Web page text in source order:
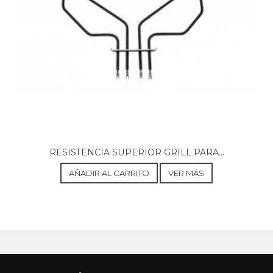
BALAY, 3HB508NCT/01
H.BA.NP.L3D.IN.GLASS.GL/.N.E3_COT/
BALAY, 3HB508NF/01
BALAY, 3HB508NF/01
H.BA.NP.L3D.IN.GLASS.FL/.N.E3_COT/
H.BA.NP.L3D.IN.GLASS.GL/.X.E3_COT/
BALAY, 3HB508XCT/01
BALAY, 3HB508XCT/01
H.BA.NP.L3D.IN.GLASS.FL/.X.E3_COT/
RESISTENCIA SUPERIOR GRILL PARA...
AÑADIR AL CARRITO VER MÁS